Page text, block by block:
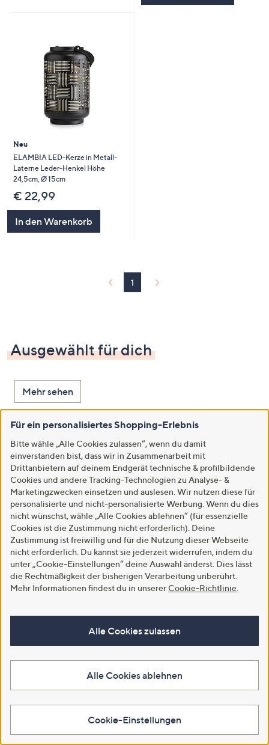
Neu
ELAMBIA LED-Kerze in Metall-
Laterne Leder-Henkel Höhe
24,5cm, Ø 15cm
€ 22,99
In den Warenkorb
1
Ausgewählt für dich
Mehr sehen
LUMIDA Xmas Hirsch-
Szenerie unter
Glasglocke inkl. 8 LEDs
& Timer Höhe ca.
42cm, Ø 22cm
€ 39,99
GOLDWOLKE
Sommerdecke kühlend
&
temperaturregulierend
extra leicht
€ 49,99 - €
59,99
LUMIDA
Leuchtstern
&
€ 27,99
36,99
Wie wär's hiermit?
Für ein personalisiertes Shopping-Erlebnis
Bitte wähle „Alle Cookies zulassen“, wenn du damit
einverstanden bist, dass wir in Zusammenarbeit mit
Drittanbietern auf deinem Endgerät technische & profilbildende
Cookies und andere Tracking-Technologien zu Analyse- &
Marketingzwecken einsetzen und auslesen. Wir nutzen diese für
personalisierte und nicht-personalisierte Werbung. Wenn du dies
nicht wünschst, wähle „Alle Cookies ablehnen“ (für essenzielle
Cookies ist die Zustimmung nicht erforderlich). Deine
Zustimmung ist freiwillig und für die Nutzung dieser Webseite
nicht erforderlich. Du kannst sie jederzeit widerrufen, indem du
unter „Cookie-Einstellungen“ deine Auswahl änderst. Dies lässt
die Rechtmäßigkeit der bisherigen Verarbeitung unberührt.
Mehr Informationen findest du in unserer Cookie-Richtlinie
Alle Cookies zulassen
Alle Cookies ablehnen
Cookie-Einstellungen